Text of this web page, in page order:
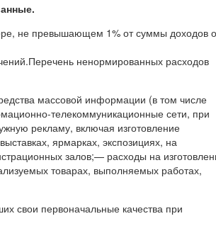
не превышающем 1% от суммы доходов
ненормированных расходов
массовой информации (в том числе
телекоммуникационные сети, при
рекламу, включая изготовление
ярмарках, экспозициях, на
залов;— расходы на
товарах, выполняемых работах,
свои первоначальные качества при